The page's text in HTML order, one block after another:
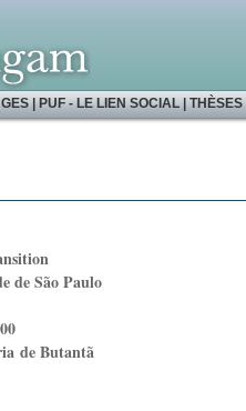
|PUF - LE LIEN SOCIAL|THÈSES
de São Paulo
de Butantã